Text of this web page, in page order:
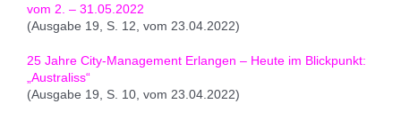
vom 2. – 31.05.2022
(Ausgabe 19, S. 12, vom 23.04.2022)
25 Jahre City-Management Erlangen – Heute im Blickpunkt:
„Australiss“
(Ausgabe 19, S. 10, vom 23.04.2022)